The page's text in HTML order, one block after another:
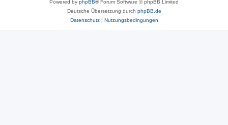
Powered by phpBB® Forum Software © phpBB Limited
Deutsche Übersetzung durch phpBB.de
Datenschutz| Nutzungsbedingungen